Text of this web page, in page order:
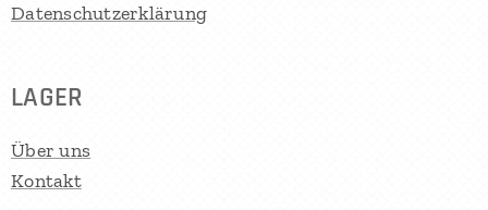
Datenschutzerklärung
LAGER
Über uns
Kontakt